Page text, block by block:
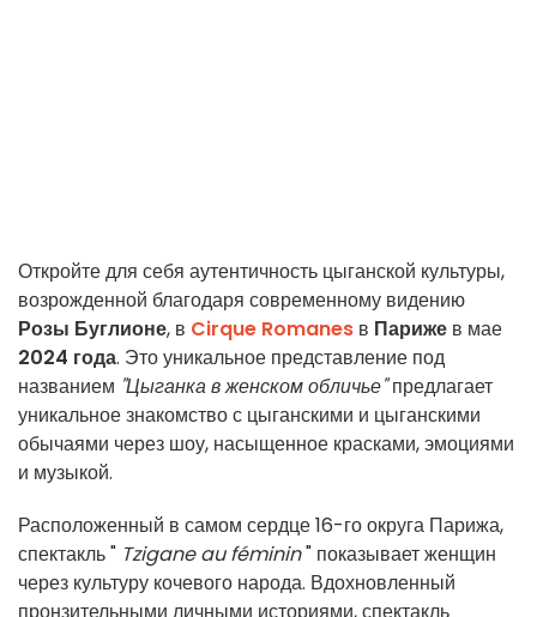
Откройте для себя аутентичность цыганской культуры,
возрожденной благодаря современному видению
Розы Буглионе, в Cirque Romanes в Париже в мае
2024 года. Это уникальное представление под
названием "Цыганка в женском обличье"предлагает
уникальное знакомство с цыганскими и цыганскими
обычаями через шоу, насыщенное красками, эмоциями
и музыкой.
Расположенный в самом сердце 16-го округа Парижа,
спектакль " Tzigane au féminin" показывает женщин
через культуру кочевого народа. Вдохновленный